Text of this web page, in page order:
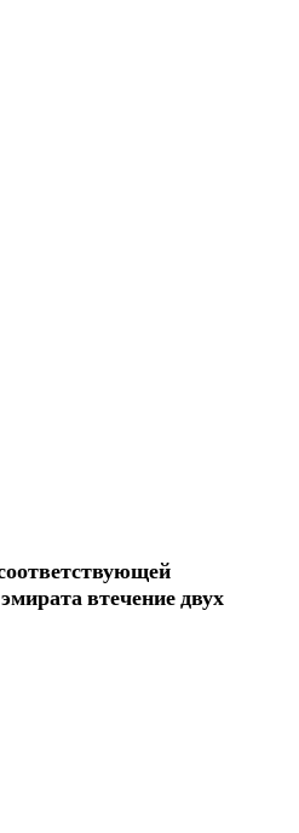
втечение двух